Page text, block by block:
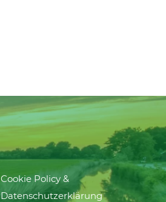
Cookie Policy &
Datenschutzerklärung